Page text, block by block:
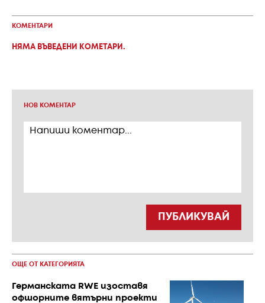
КОМЕНТАРИ
НЯМА ВЪВЕДЕНИ КОМЕТАРИ.
НОВ КОМЕНТАР
ПУБЛИКУВАЙ
ОЩЕ ОТ КАТЕГОРИЯТА
Германската RWE изоставя
офшорните вятърни проекти